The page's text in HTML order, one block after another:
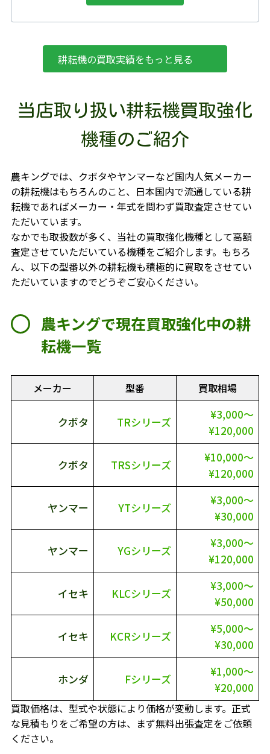
耕耘機の買取実績をもっと見る
当店取り扱い耕耘機買取強化
機種のご紹介
農キングでは、クボタやヤンマーなど国内人気メーカー
の耕耘機はもちろんのこと、日本国内で流通している耕
耘機であればメーカー・年式を問わず買取査定させてい
ただいています。
なかでも取扱数が多く、当社の買取強化機種として高額
査定させていただいている機種をご紹介します。もちろ
ん、以下の型番以外の耕耘機も積極的に買取をさせてい
ただいていますのでどうぞご安心ください。
農キングで現在買取強化中の耕
耘機一覧
メーカー 型番 買取相場
クボタ TRシリーズ
¥3,000～
¥120,000
クボタ TRSシリーズ
¥10,000～
¥120,000
ヤンマー YTシリーズ
¥3,000～
¥30,000
ヤンマー YGシリーズ
¥3,000～
¥120,000
イセキ KLCシリーズ
¥3,000～
¥50,000
イセキ KCRシリーズ
¥5,000～
¥30,000
ホンダ Fシリーズ
¥1,000～
¥20,000
買取価格は、型式や状態により価格が変動します。正式
な見積もりをご希望の方は、まず無料出張査定をご依頼
ください。